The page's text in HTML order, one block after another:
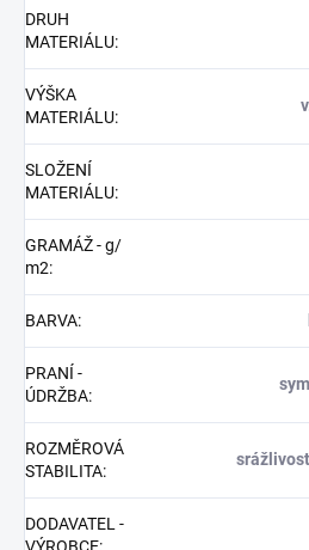
DRUH
MATERIÁLU:
VÝŠKA
MATERIÁLU:
SLOŽENÍ
MATERIÁLU:
GRAMÁŽ - g/
m2:
BARVA:
PRANÍ -
ÚDRŽBA:
ROZMĚROVÁ
STABILITA:
DODAVATEL -